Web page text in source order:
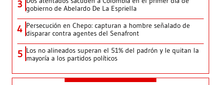
3 gobierno de Abelardo De La Espriella
4 Persecución en Chepo: capturan a hombre señalado de
disparar contra agentes del Senafront
5 Los no alineados superan el 51% del padrón y le quitan la
mayoría a los partidos políticos